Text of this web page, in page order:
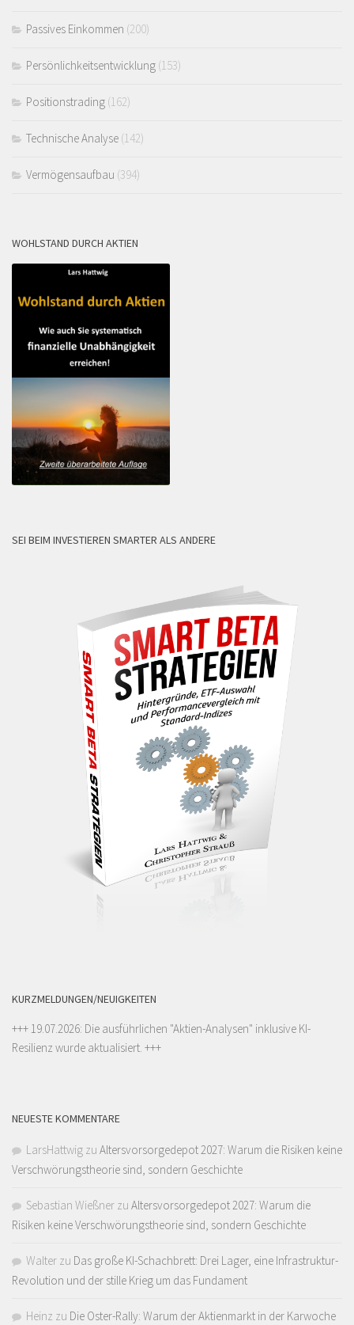
Passives Einkommen (200)
Persönlichkeitsentwicklung (153)
Positionstrading (162)
Technische Analyse (142)
Vermögensaufbau (394)
WOHLSTAND DURCH AKTIEN
SEI BEIM INVESTIEREN SMARTER ALS ANDERE
KURZMELDUNGEN/NEUIGKEITEN
+++ 19.07.2026: Die ausführlichen "Aktien-Analysen" inklusive KI-
Resilienz wurde aktualisiert. +++
NEUESTE KOMMENTARE
LarsHattwig zu Altersvorsorgedepot 2027: Warum die Risiken keine
Verschwörungstheorie sind, sondern Geschichte
Sebastian Wießner zu Altersvorsorgedepot 2027: Warum die
Risiken keine Verschwörungstheorie sind, sondern Geschichte
Walter zu Das große KI-Schachbrett: Drei Lager, eine Infrastruktur-
Revolution und der stille Krieg um das Fundament
Heinz zu Die Oster-Rally: Warum der Aktienmarkt in der Karwoche